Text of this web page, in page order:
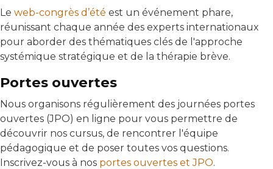
Le web-congrès d’été est un événement phare,
réunissant chaque année des experts internationaux
pour aborder des thématiques clés de l'approche
systémique stratégique et de la thérapie brève.
Portes ouvertes
Nous organisons régulièrement des journées portes
ouvertes (JPO) en ligne pour vous permettre de
découvrir nos cursus, de rencontrer l'équipe
pédagogique et de poser toutes vos questions.
Inscrivez-vous à nos portes ouvertes et JPO.